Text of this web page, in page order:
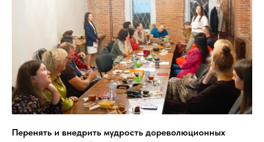
Перенять и внедрить мудрость дореволюционных